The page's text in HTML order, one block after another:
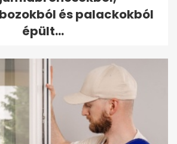
és palackokból
épült...